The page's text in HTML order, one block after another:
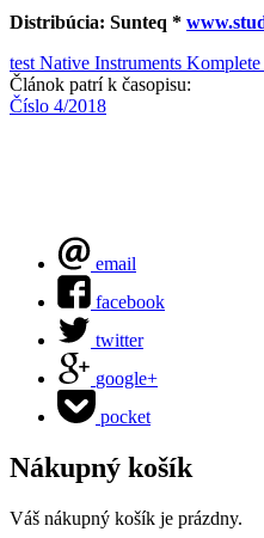
Distribúcia: Sunteq *
test Native Instruments
Článok patrí k časopisu:
Číslo 4/2018
email
facebook
twitter
google+
pocket
Nákupný košík
Váš nákupný košík je prázdny.